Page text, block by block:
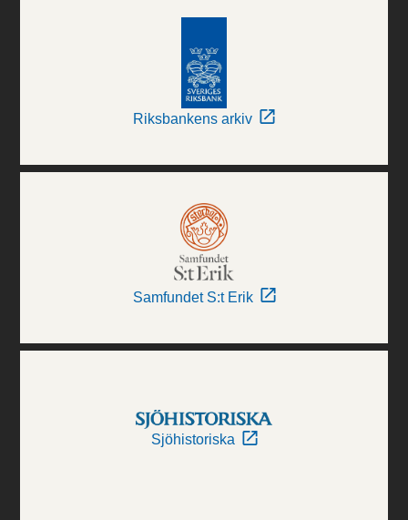
Riksbankens arkiv
Samfundet S:t Erik
Sjöhistoriska